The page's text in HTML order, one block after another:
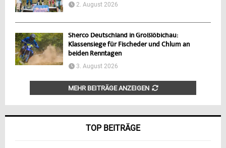
2. August 2026
Sherco Deutschland in Großlöbichau:
Klassensiege für Fischeder und Chlum an
beiden Renntagen
3. August 2026
MEHR BEITRÄGE ANZEIGEN
TOP BEITRÄGE